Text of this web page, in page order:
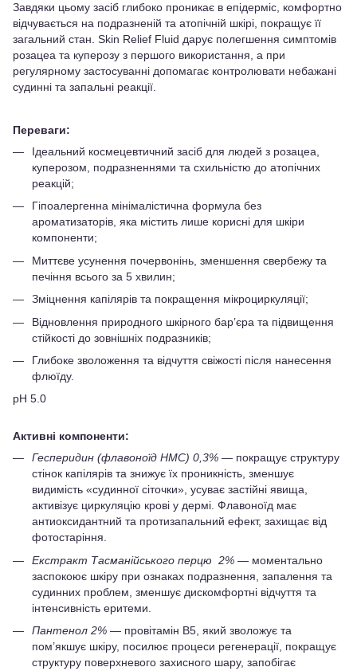
Завдяки цьому засіб глибоко проникає в епідерміс, комфортно
відчувається на подразненій та атопічній шкірі, покращує її
загальний стан. Skin Relief Fluid дарує полегшення симптомів
розацеа та куперозу з першого використання, а при
регулярному застосуванні допомагає контролювати небажані
судинні та запальні реакції.
Переваги:
Ідеальний космецевтичний засіб для людей з розацеа,
куперозом, подразненнями та схильністю до атопічних
реакцій;
Гіпоалергенна мінімалістична формула без
ароматизаторів, яка містить лише корисні для шкіри
компоненти;
Миттєве усунення почервонінь, зменшення свербежу та
печіння всього за 5 хвилин;
Зміцнення капілярів та покращення мікроциркуляції;
Відновлення природного шкірного бар’єра та підвищення
стійкості до зовнішніх подразників;
Глибоке зволоження та відчуття свіжості після нанесення
флюїду.
pH 5.0
Активні компоненти:
Гесперидин (флавоноїд HMC) 0,3% — покращує структуру
стінок капілярів та знижує їх проникність, зменшує
видимість «судинної сіточки», усуває застійні явища,
активізує циркуляцію крові у дермі. Флавоноїд має
антиоксидантний та протизапальний ефект, захищає від
фотостаріння.
Екстракт Тасманійського перцю 2% — моментально
заспокоює шкіру при ознаках подразнення, запалення та
судинних проблем, зменшує дискомфортні відчуття та
інтенсивність еритеми.
Пантенол 2% — провітамін B5, який зволожує та
пом’якшує шкіру, посилює процеси регенерації, покращує
структуру поверхневого захисного шару, запобігає